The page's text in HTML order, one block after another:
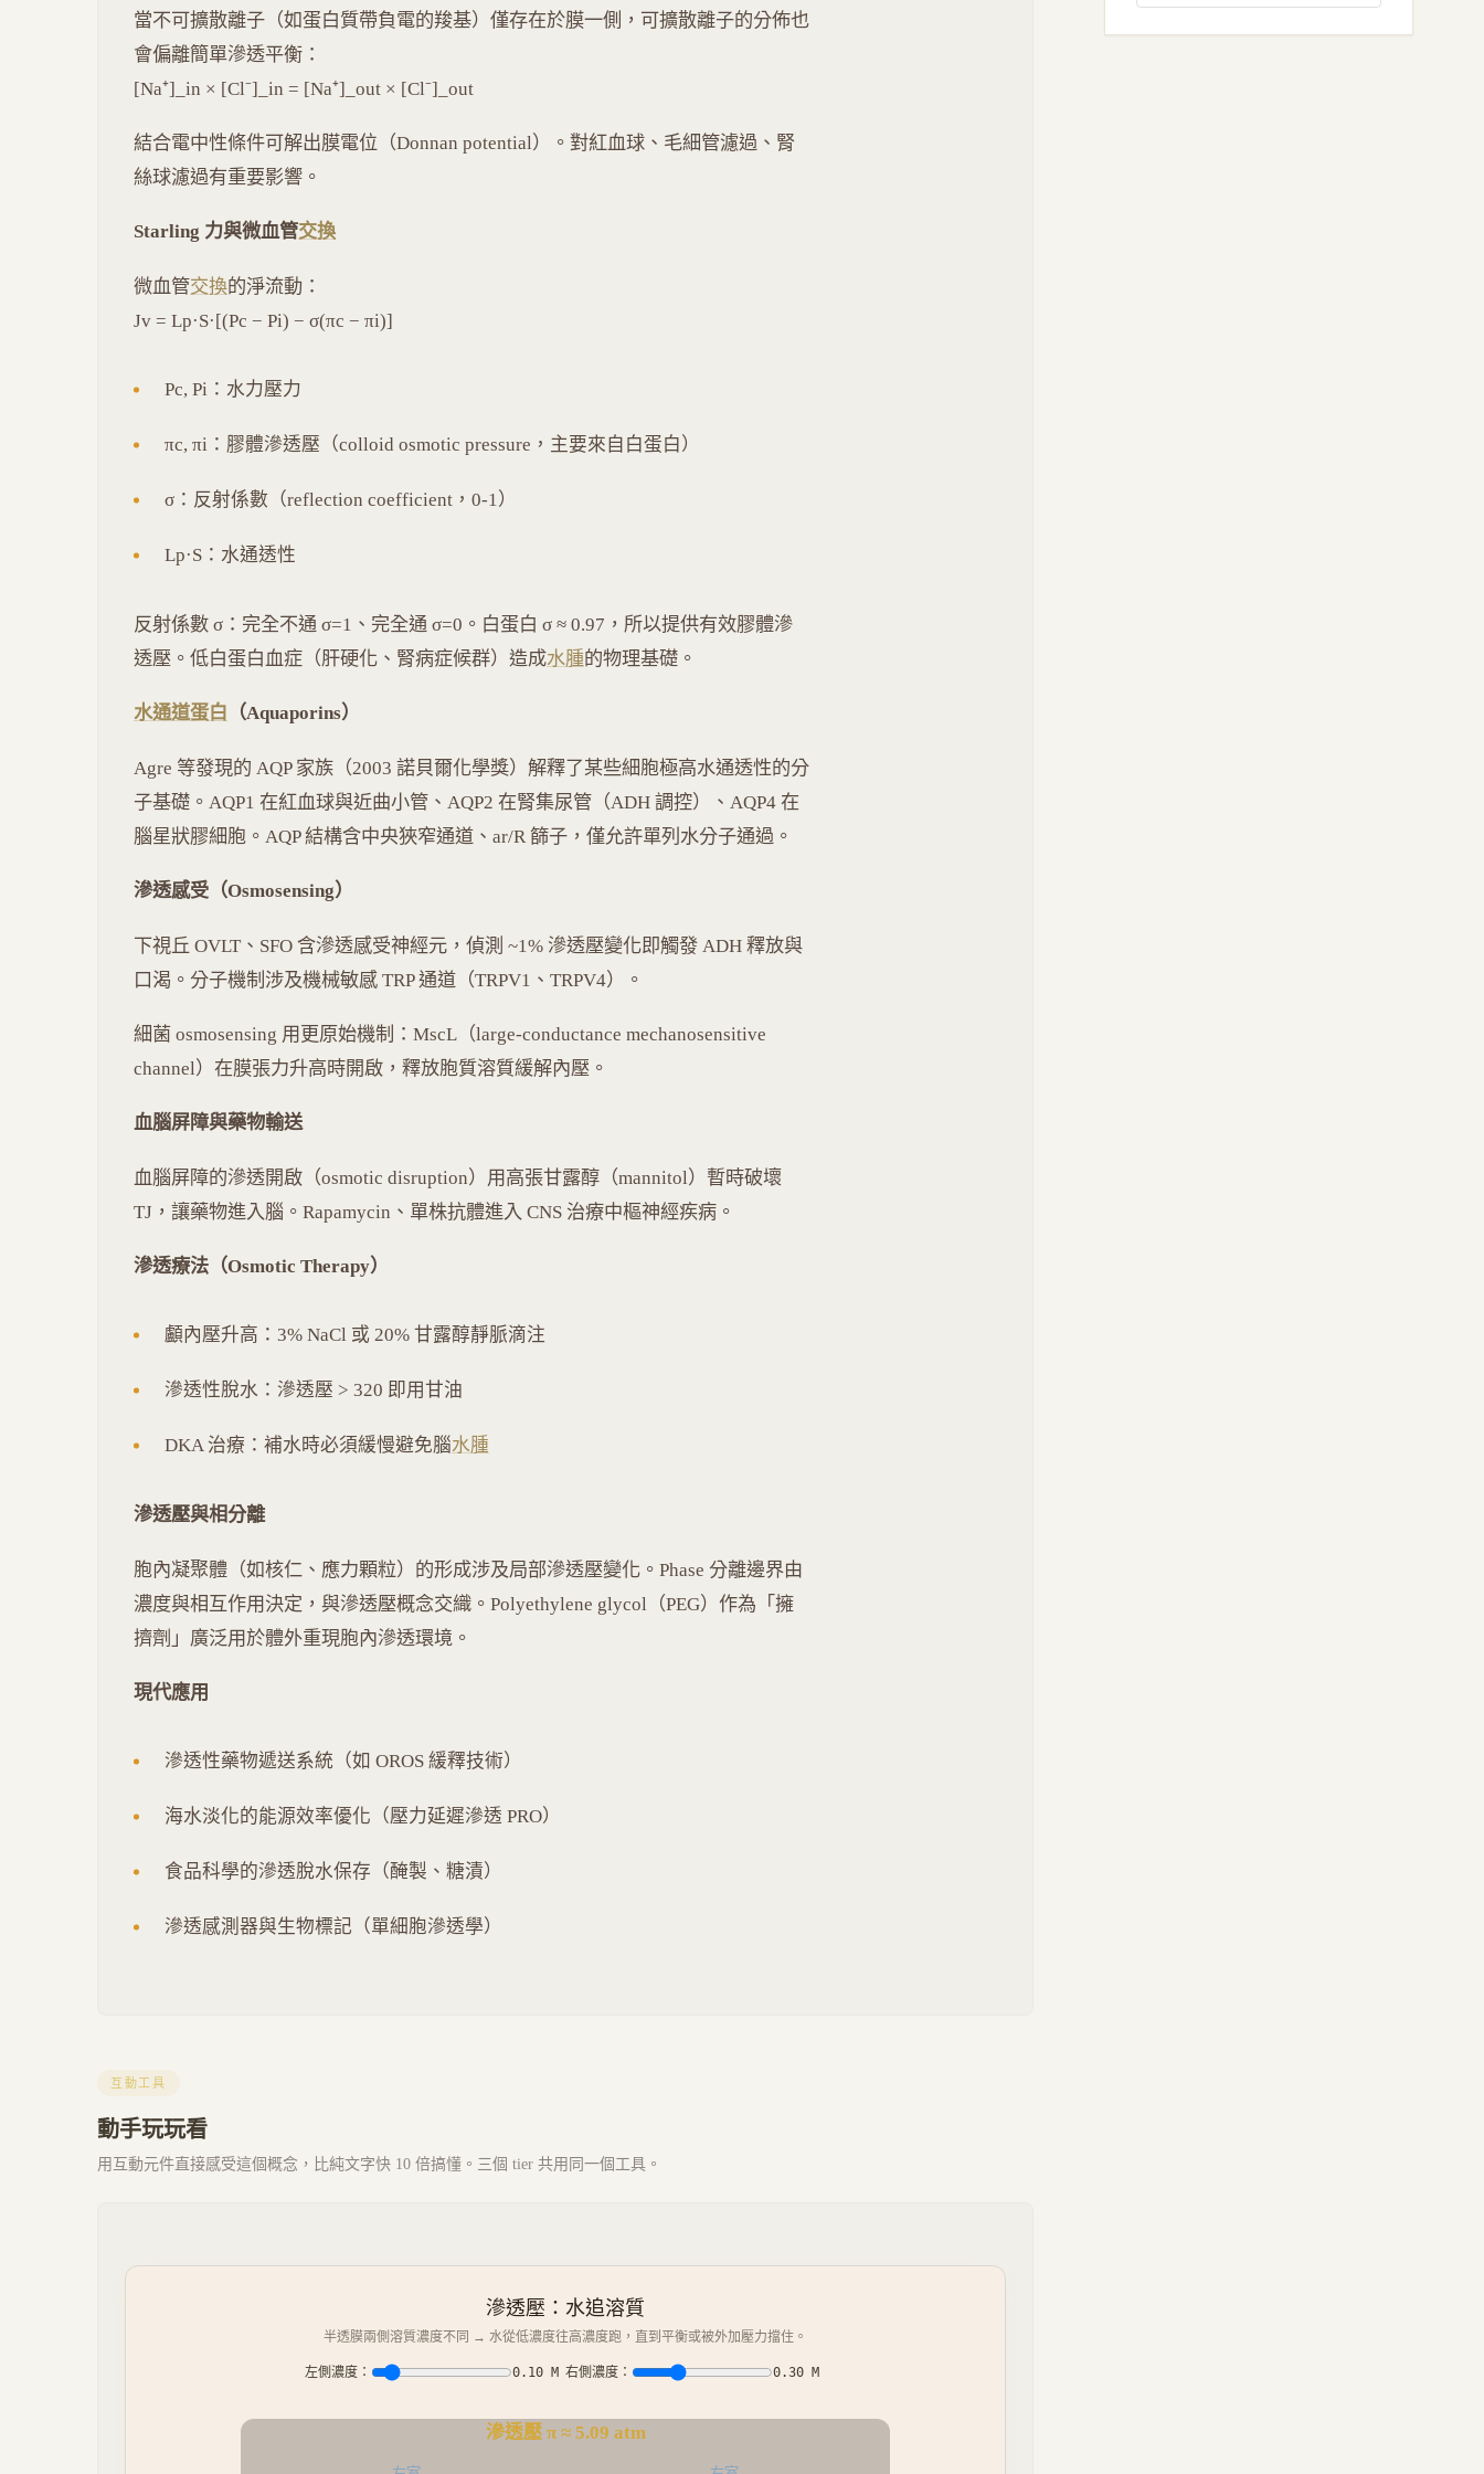
當不可擴散離子（如蛋白質帶負電的羧基）僅存在於膜一側，可擴散離子的分佈也
會偏離簡單滲透平衡：
[Na⁺]_in × [Cl⁻]_in = [Na⁺]_out × [Cl⁻]_out
結合電中性條件可解出膜電位（Donnan potential）。對紅血球、毛細管濾過、腎
絲球濾過有重要影響。
Starling 力與微血管交換
微血管交換的淨流動：
Jv = Lp·S·[(Pc − Pi) − σ(πc − πi)]
Pc, Pi：水力壓力
πc, πi：膠體滲透壓（colloid osmotic pressure，主要來自白蛋白）
σ：反射係數（reflection coefficient，0-1）
Lp·S：水通透性
反射係數 σ：完全不通 σ=1、完全通 σ=0。白蛋白 σ ≈ 0.97，所以提供有效膠體滲
透壓。低白蛋白血症（肝硬化、腎病症候群）造成水腫的物理基礎。
水通道蛋白 （Aquaporins）
Agre 等發現的 AQP 家族（2003 諾貝爾化學獎）解釋了某些細胞極高水通透性的分
子基礎。AQP1 在紅血球與近曲小管、AQP2 在腎集尿管（ADH 調控）、AQP4 在
腦星狀膠細胞。AQP 結構含中央狹窄通道、ar/R 篩子，僅允許單列水分子通過。
滲透感受（Osmosensing）
下視丘 OVLT、SFO 含滲透感受神經元，偵測 ~1% 滲透壓變化即觸發 ADH 釋放與
口渴。分子機制涉及機械敏感 TRP 通道（TRPV1、TRPV4）。
細菌 osmosensing 用更原始機制：MscL（large-conductance mechanosensitive
channel）在膜張力升高時開啟，釋放胞質溶質緩解內壓。
血腦屏障與藥物輸送
血腦屏障的滲透開啟（osmotic disruption）用高張甘露醇（mannitol）暫時破壞
TJ，讓藥物進入腦。Rapamycin、單株抗體進入 CNS 治療中樞神經疾病。
滲透療法（Osmotic Therapy）
顱內壓升高：3% NaCl 或 20% 甘露醇靜脈滴注
滲透性脫水：滲透壓 > 320 即用甘油
DKA 治療：補水時必須緩慢避免腦水腫
滲透壓與相分離
胞內凝聚體（如核仁、應力顆粒）的形成涉及局部滲透壓變化。Phase 分離邊界由
濃度與相互作用決定，與滲透壓概念交織。Polyethylene glycol（PEG）作為「擁
擠劑」廣泛用於體外重現胞內滲透環境。
現代應用
滲透性藥物遞送系統（如 OROS 緩釋技術）
海水淡化的能源效率優化（壓力延遲滲透 PRO）
食品科學的滲透脫水保存（醃製、糖漬）
滲透感測器與生物標記（單細胞滲透學）
互動工具
動手玩玩看
用互動元件直接感受這個概念，比純文字快 10 倍搞懂。三個 tier 共用同一個工具。
滲透壓：水追溶質
半透膜兩側溶質濃度不同 → 水從低濃度往高濃度跑，直到平衡或被外加壓力擋住。
左側濃度： 0.10 M 右側濃度： 0.30 M
滲透壓 π ≈ 5.09 atm